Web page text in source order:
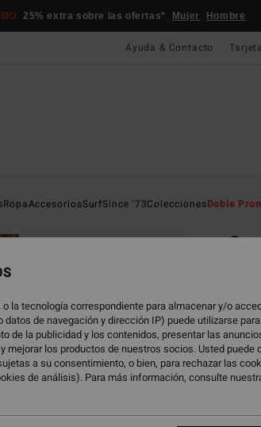
25% extra sobre las ofertas* Mujer Hombre
Ayuda & Contacto
RopaAccesoriosSurfSince '73ColeccionesDoble
for
ECO-
45,95
la tecnología correspondiente para almacenar y/o
de navegación y dirección IP) puede utilizarse
de la publicidad y los contenidos, presentar las
mejorar los productos de nuestros socios. Usted puede
a su consentimiento, o bien, para rechazar las
de análisis). Para más información, consulte